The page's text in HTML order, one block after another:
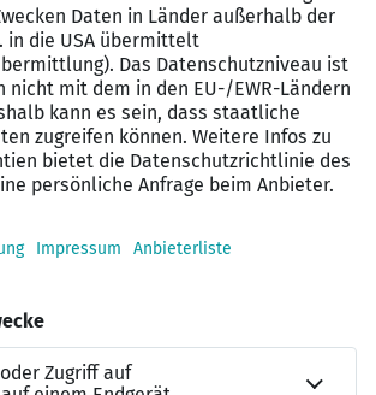
zertifiziert durch
durch regelmäßige Inforeihen
& Strukturen| z.B. moderne
für individuelle Freiräume und
hochwertige Maschinen- und
mit Sanitärtoiletten sowie
Faktor
Digitalisierung und
aus Motivation – mit eigenem BIM-